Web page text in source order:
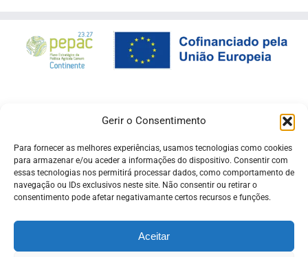
Gerir o Consentimento
Para fornecer as melhores experiências, usamos tecnologias como cookies
para armazenar e/ou aceder a informações do dispositivo. Consentir com
essas tecnologias nos permitirá processar dados, como comportamento de
navegação ou IDs exclusivos neste site. Não consentir ou retirar o
consentimento pode afetar negativamante certos recursos e funções.
Aceitar